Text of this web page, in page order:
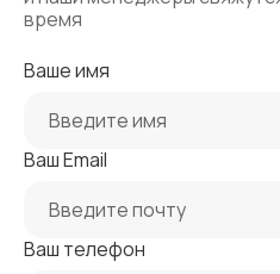
время
Ваше имя
Ваш Email
Ваш телефон